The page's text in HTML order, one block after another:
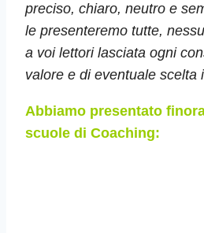
preciso, chiaro, neutro e
le presenteremo tutte,
a voi lettori lasciata ogni
valore e di eventuale scelta
Abbiamo presentato
scuole di Coaching: